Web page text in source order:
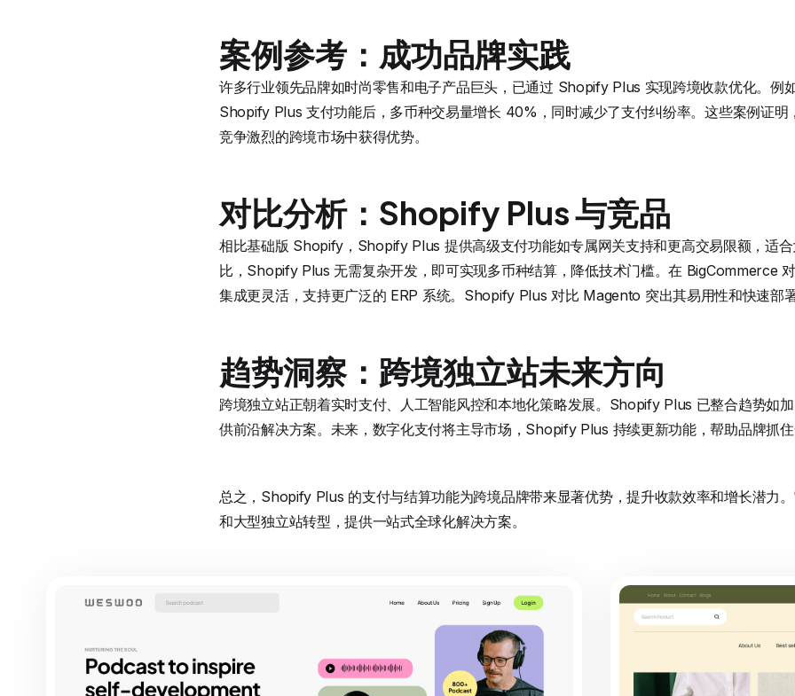
案例参考：成功品牌实践
许多行业领先品牌如时尚零售和电子产品巨头，已通过 Shopify Plus 实现跨境收款优化。例
Shopify Plus 支付功能后，多币种交易量增长 40%，同时减少了支付纠纷率。这些案例证
竞争激烈的跨境市场中获得优势。
对比分析：Shopify Plus 与竞品
相比基础版 Shopify，Shopify Plus 提供高级支付功能如专属网关支持和更高交易限额，适
比，Shopify Plus 无需复杂开发，即可实现多币种结算，降低技术门槛。在 BigCommerce
集成更灵活，支持更广泛的 ERP 系统。Shopify Plus 对比 Magento 突出其易用性和快速部
趋势洞察：跨境独立站未来方向
跨境独立站正朝着实时支付、人工智能风控和本地化策略发展。Shopify Plus 已整合趋势如
供前沿解决方案。未来，数字化支付将主导市场，Shopify Plus 持续更新功能，帮助品牌抓
总之，Shopify Plus 的支付与结算功能为跨境品牌带来显著优势，提升收款效率和增长潜力
和大型独立站转型，提供一站式全球化解决方案。